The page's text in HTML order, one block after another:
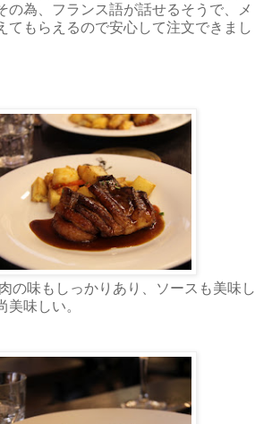
の為、フランス語が話せるそうで、メ
てもらえるので安心して注文できまし
の味もしっかりあり、ソースも美味し
美味しい。